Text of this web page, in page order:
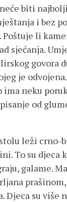
biti
i bez
li
sjećanja.
govora
je
neku
od
leži crno-
To su djeca
galame.
Djeca su više